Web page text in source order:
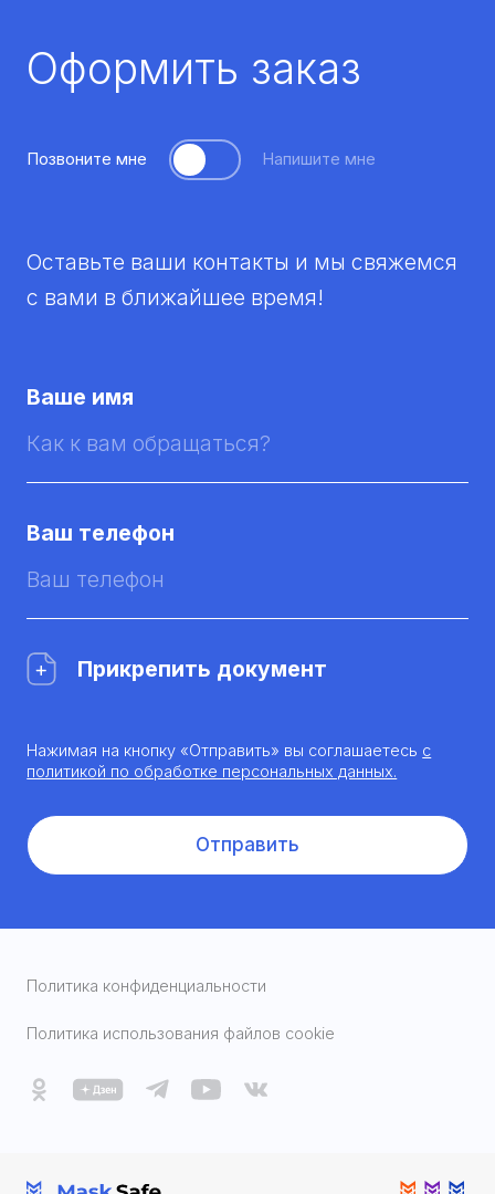
Оформить заказ
Позвоните мне Напишите мне
Оставьте ваши контакты и мы свяжемся
с вами в ближайшее время!
Ваше имя
Ваш телефон
Прикрепить документ
Отправить
Нажимая на кнопку «Отправить» вы соглашаетесь с
политикой по обработке персональных данных.
Политика конфиденциальности
Политика использования файлов cookie